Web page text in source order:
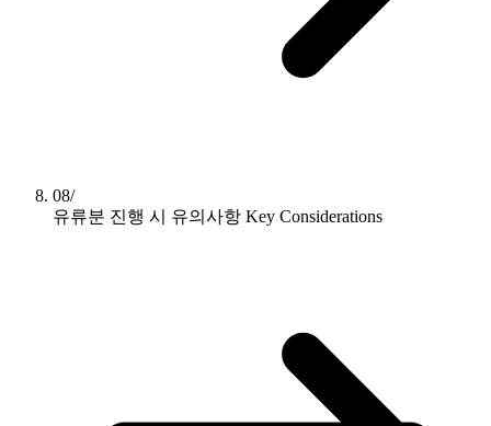
08/
유류분 진행 시 유의사항 Key Considerations